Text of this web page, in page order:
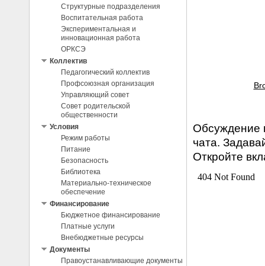
Структурные подразделения
Воспитательная работа
Экспериментальная и
инновационная работа
ОРКСЭ
Коллектив
Педагогический коллектив
Профсоюзная организация
Управляющий совет
Совет родительской
общественности
Условия
Режим работы
Питание
Безопасность
Библиотека
Материально-техническое
обеспечение
Финансирование
Бюджетное финансирование
Платные услуги
Внебюджетные ресурсы
Документы
Правоустанавливающие документы
Обсуждение
чата.
Откройте